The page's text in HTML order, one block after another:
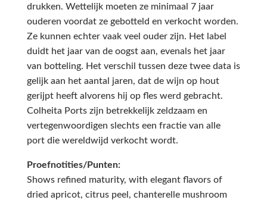
drukken. Wettelijk moeten ze minimaal 7 jaar
ouderen voordat ze gebotteld en verkocht worden.
Ze kunnen echter vaak veel ouder zijn. Het label
duidt het jaar van de oogst aan, evenals het jaar
van botteling. Het verschil tussen deze twee data is
gelijk aan het aantal jaren, dat de wijn op hout
gerijpt heeft alvorens hij op fles werd gebracht.
Colheita Ports zijn betrekkelijk zeldzaam en
vertegenwoordigen slechts een fractie van alle
port die wereldwijd verkocht wordt.
Proefnotities/Punten:
Shows refined maturity, with elegant flavors of
dried apricot, citrus peel, chanterelle mushroom